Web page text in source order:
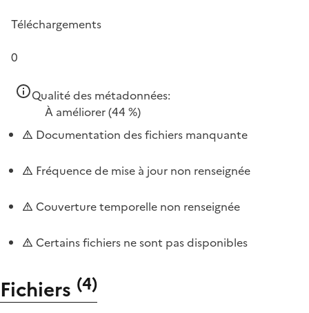
Téléchargements
0
Qualité des métadonnées:
À améliorer(44 %)
Documentation des fichiers manquante
Fréquence de mise à jour non renseignée
Couverture temporelle non renseignée
Certains fichiers ne sont pas disponibles
Fichiers (4)